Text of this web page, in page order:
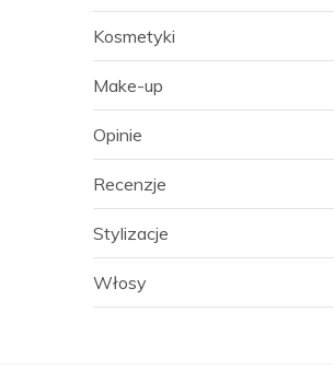
Kosmetyki
Make-up
Opinie
Recenzje
Stylizacje
Włosy